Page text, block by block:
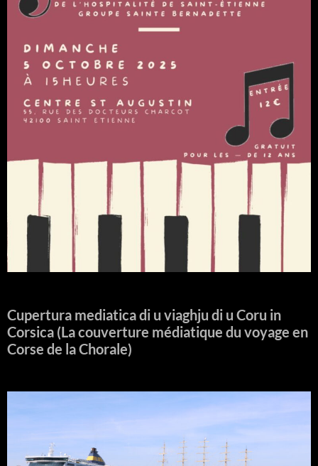
Cupertura mediatica di u viaghju di u Coru in
Corsica (La couverture médiatique du voyage en
Corse de la Chorale)